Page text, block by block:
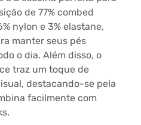
de 77% combed
nylon e 3% elastane,
manter seus pés
o dia. Além disso, o
traz um toque de
destacando-se pela
facilmente com